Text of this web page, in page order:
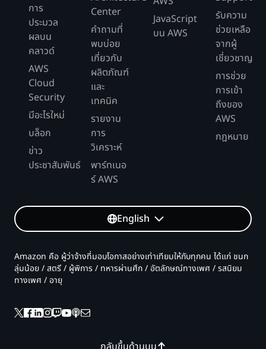
การ
ประมวล
ผลบน
คลาวด์
AWS
Cloud
Security
มีอะไรใหม่
บล็อก
ข่าว
ประชาสัมพันธ์
Center
คำถามที่
พบบ่อย
เกี่ยวกับ
ผลิตภัณฑ์
และ
เทคนิค
รายงาน
การ
วิเคราะห์
พาร์ทเนอ
ร์ AWS
JavaScript
บน AWS
รับความ
ช่วยเหลือ
จากผู้
เชี่ยวชาญ
การช่วย
การเข้า
ถึงของ
AWS
กฎหมาย
English
Amazon คือ ผู้ว่าจ้างที่มอบโอกาสอย่างเท่าเทียมให้กับทุกคน ได้แก่ ชนก
ลุ่มน้อย / สตรี / ผู้พิการ / ทหารผ่านศึก / อัตลักษณ์ทางเพศ / รสนิยม
ทางเพศ / อายุ